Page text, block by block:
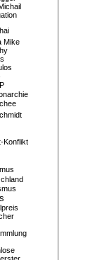
Mike
Konflikt